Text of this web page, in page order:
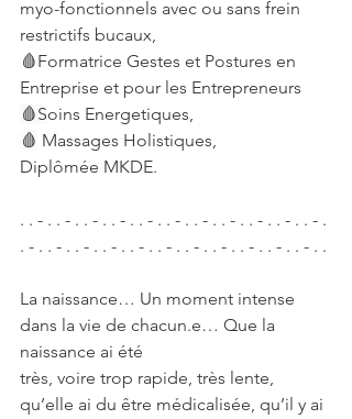
myo-fonctionnels avec ou sans frein
restrictifs bucaux,
🩸Formatrice Gestes et Postures en
Entreprise et pour les Entrepreneurs
🩸Soins Energetiques,
🩸 Massages Holistiques,
Diplômée MKDE.
. . - . . - . . - . . - . . - . . - . . - . . - . . - . . - . . - .
. - . . - . . - . . - . . - . . - . . - . . - . . - . . - . . - . .
La naissance… Un moment intense
dans la vie de chacun.e… Que la
naissance ai été
très, voire trop rapide, très lente,
qu’elle ai du être médicalisée, qu’il y ai